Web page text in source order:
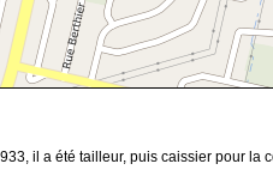
il a été tailleur, puis caissier pour la